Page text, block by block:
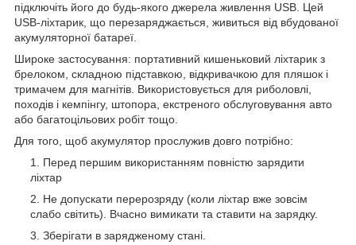
підключіть його до будь-якого джерела живлення USB. Цей
USB-ліхтарик, що перезаряджається, живиться від вбудованої
акумуляторної батареї.
Широке застосування: портативний кишеньковий ліхтарик з
брелоком, складною підставкою, відкривачкою для пляшок і
тримачем для магнітів. Використовується для риболовлі,
походів і кемпінгу, штопора, екстреного обслуговування авто
або багатоцільових робіт тощо.
Для того, щоб акумулятор прослужив довго потрібно:
Перед першим використанням повністю зарядити
ліхтар
Не допускати перерозряду (коли ліхтар вже зовсім
слабо світить). Вчасно вимикати та ставити на зарядку.
Зберігати в зарядженому стані.